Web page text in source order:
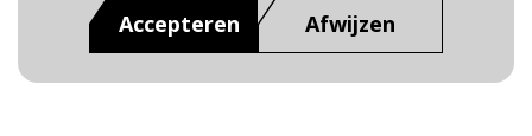
Accepteren Afwijzen
Rijnmond